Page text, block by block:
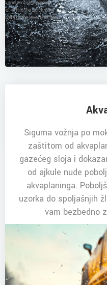
Sigurna vožnja po
zaštitom od
gazećeg sloja i
od ajkule nude
akvaplaninga.
uzorka do spoljašnjih
vam bezbedno